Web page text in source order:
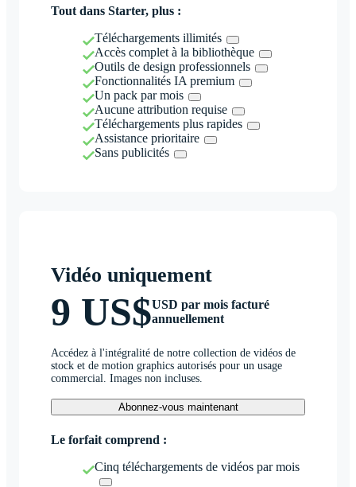
Tout dans Starter, plus :
Téléchargements illimités
Accès complet à la bibliothèque
Outils de design professionnels
Fonctionnalités IA premium
Un pack par mois
Aucune attribution requise
Téléchargements plus rapides
Assistance prioritaire
Sans publicités
Vidéo uniquement
9 US$USD par mois facturé
annuellement
Accédez à l'intégralité de notre collection de vidéos de
stock et de motion graphics autorisés pour un usage
commercial. Images non incluses.
Abonnez-vous maintenant
Le forfait comprend :
Cinq téléchargements de vidéos par mois